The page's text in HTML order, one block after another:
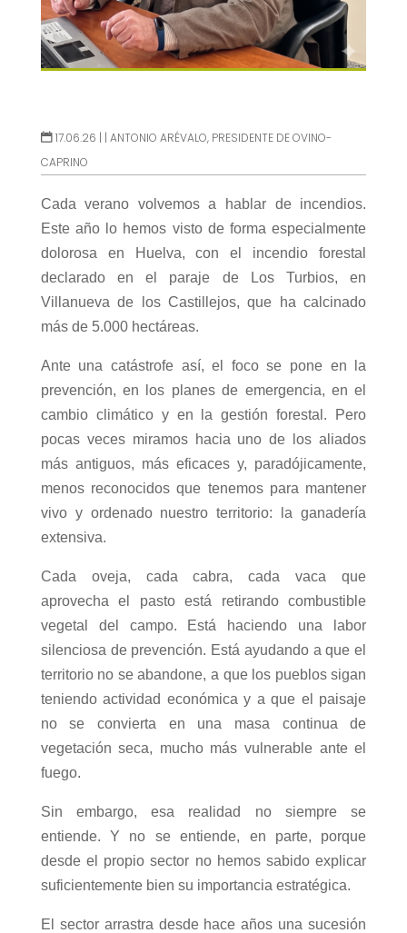
17.06.26 | | ANTONIO ARÉVALO, PRESIDENTE DE OVINO-
CAPRINO
Cada verano volvemos a hablar de incendios.
Este año lo hemos visto de forma especialmente
dolorosa en Huelva, con el incendio forestal
declarado en el paraje de Los Turbios, en
Villanueva de los Castillejos, que ha calcinado
más de 5.000 hectáreas.
Ante una catástrofe así, el foco se pone en la
prevención, en los planes de emergencia, en el
cambio climático y en la gestión forestal. Pero
pocas veces miramos hacia uno de los aliados
más antiguos, más eficaces y, paradójicamente,
menos reconocidos que tenemos para mantener
vivo y ordenado nuestro territorio: la ganadería
extensiva.
Cada oveja, cada cabra, cada vaca que
aprovecha el pasto está retirando combustible
vegetal del campo. Está haciendo una labor
silenciosa de prevención. Está ayudando a que el
territorio no se abandone, a que los pueblos sigan
teniendo actividad económica y a que el paisaje
no se convierta en una masa continua de
vegetación seca, mucho más vulnerable ante el
fuego.
Sin embargo, esa realidad no siempre se
entiende. Y no se entiende, en parte, porque
desde el propio sector no hemos sabido explicar
suficientemente bien su importancia estratégica.
El sector arrastra desde hace años una sucesión